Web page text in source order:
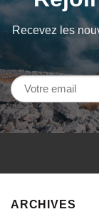
Recevez les
ARCHIVES